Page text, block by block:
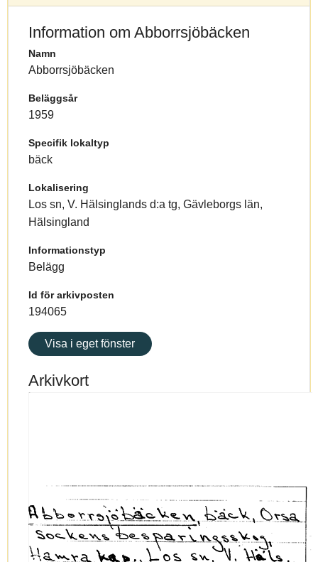
Information om Abborrsjöbäcken
Namn
Abborrsjöbäcken
Beläggsår
1959
Specifik lokaltyp
bäck
Lokalisering
Los sn, V. Hälsinglands d:a tg, Gävleborgs län,
Hälsingland
Informationstyp
Belägg
Id för arkivposten
194065
Visa i eget fönster
Arkivkort